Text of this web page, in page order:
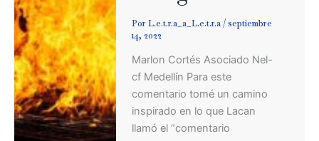
Por L.e.t.r.a_a_L.e.t.r.a / septiembre
14, 2022
Marlon Cortés Asociado Nel-
cf Medellín Para este
comentario tomé un camino
inspirado en lo que Lacan
llamó el “comentario